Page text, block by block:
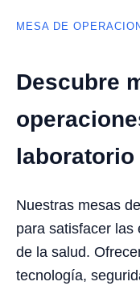
MESA DE
Descubre
laboratorio
Nuestras mesas
para satisfacer las
de la salud.
tecnología,